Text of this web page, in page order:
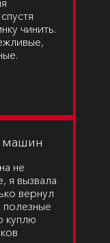
чинить.
машин
не
я вызвала
вернул
куплю